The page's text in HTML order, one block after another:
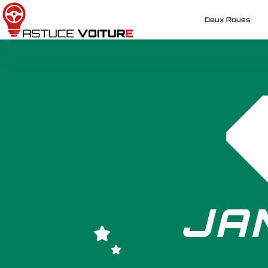
Deux Roues